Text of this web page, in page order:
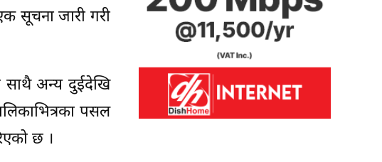
सूचना जारी गरी
साथै अन्य दुईदेखि
पसल
छ ।